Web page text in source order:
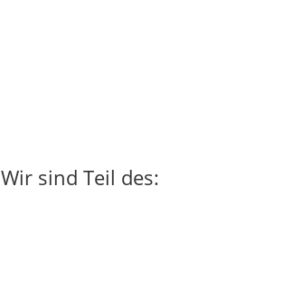
Wir sind Teil des: